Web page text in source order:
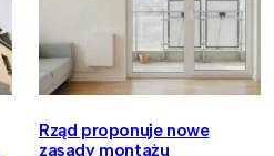
Rząd proponuje nowe
zasady montażu